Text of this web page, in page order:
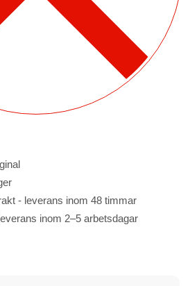
- leverans inom 48 timmar
inom 2–5 arbetsdagar